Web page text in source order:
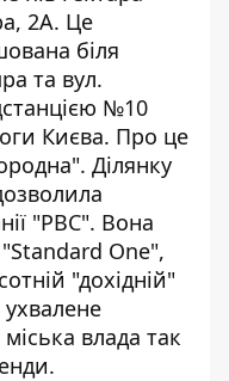
2А. Це
біля
та вул.
№10
Києва. Про це
. Ділянку
"РВС". Вона
One",
"дохідній"
влада так